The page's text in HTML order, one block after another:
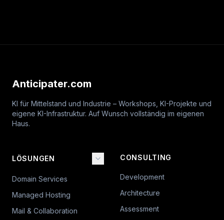
Anticipater.com
KI für Mittelstand und Industrie – Workshops, KI-Projekte und
eigene KI-Infrastruktur. Auf Wunsch vollständig im eigenen
Haus.
LÖSUNGEN
Domain Services
Managed Hosting
Mail & Collaboration
CONSULTING
Development
Architecture
Assessment